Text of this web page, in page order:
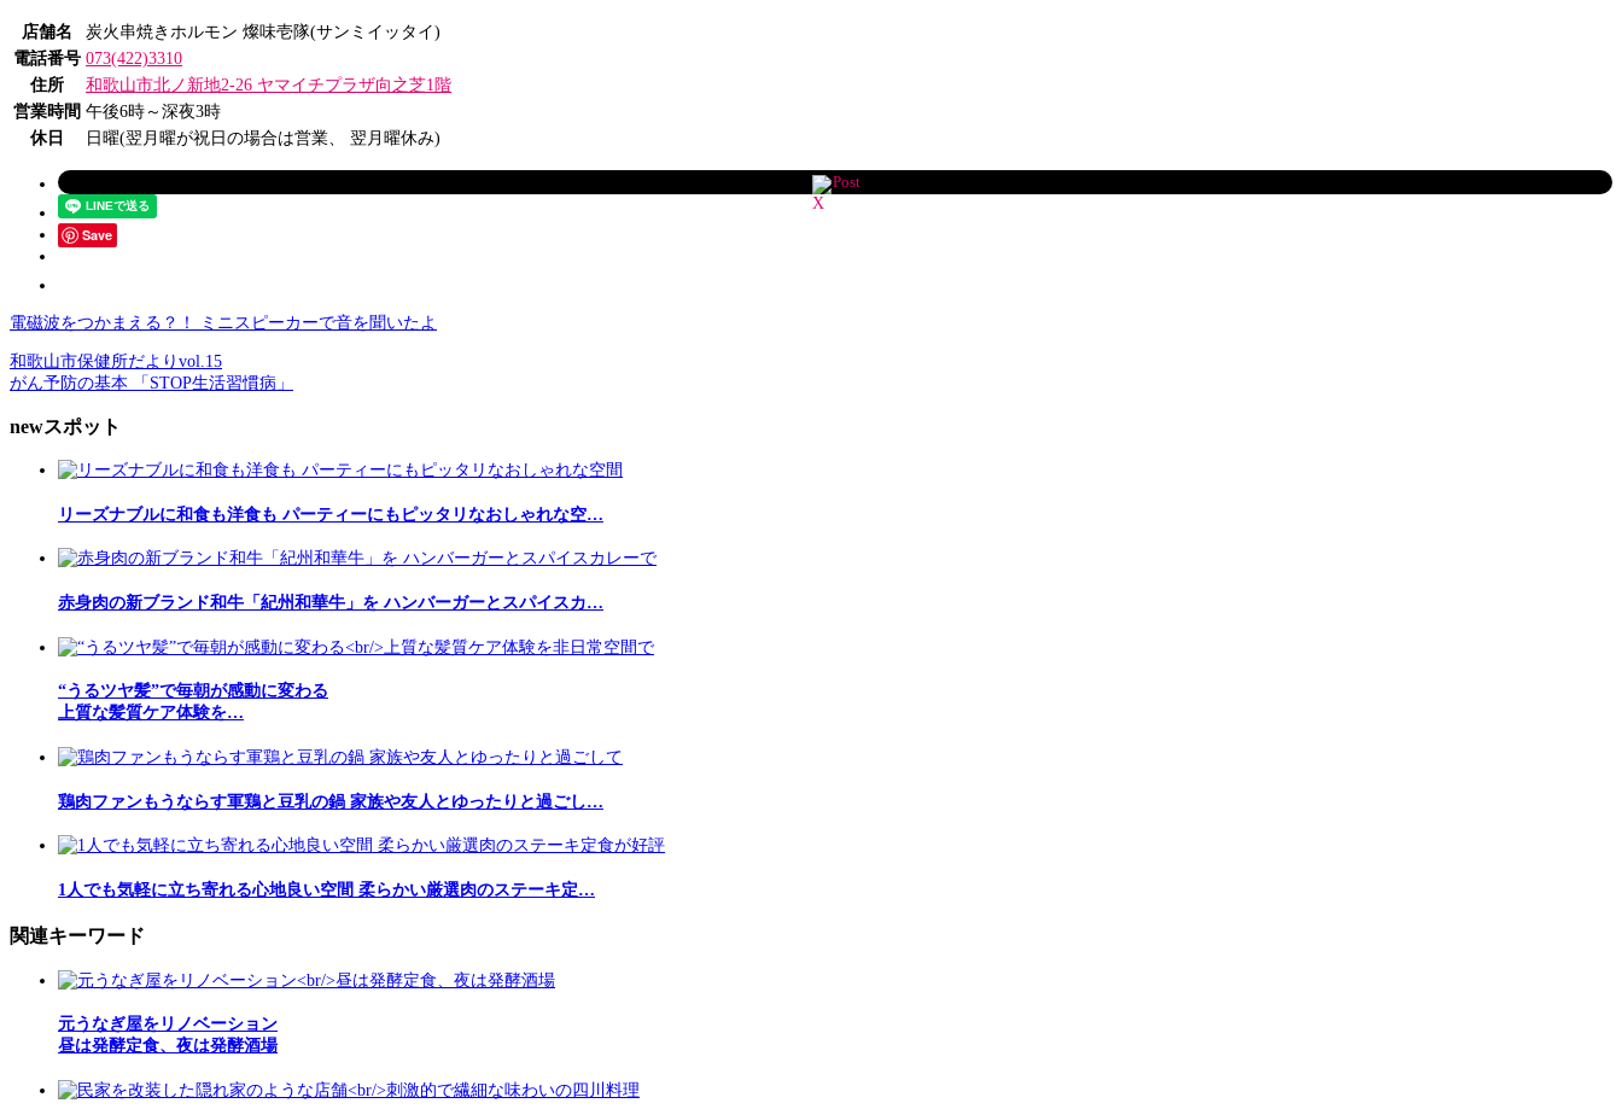
店舗名
炭火串焼きホルモン 燦味壱隊(サンミイッタイ)
電話番号 073(422)3310
住所
和歌山市北ノ新地2-26 ヤマイチプラザ向之芝1階
営業時間 午後6時～深夜3時
休日
日曜(翌月曜が祝日の場合は営業、 翌月曜休み)
Post
Save
電磁波をつかまえる？！ ミニスピーカーで音を聞いたよ
和歌山市保健所だよりvol.15
がん予防の基本 「STOP生活習慣病」
newスポット
リーズナブルに和食も洋食も パーティーにもピッタリなおしゃれな空…
赤身肉の新ブランド和牛「紀州和華牛」を ハンバーガーとスパイスカ…
“うるツヤ髪”で毎朝が感動に変わる
上質な髪質ケア体験を…
鶏肉ファンもうならす軍鶏と豆乳の鍋 家族や友人とゆったりと過ごし…
1人でも気軽に立ち寄れる心地良い空間 柔らかい厳選肉のステーキ定…
関連キーワード
元うなぎ屋をリノベーション
昼は発酵定食、夜は発酵酒場